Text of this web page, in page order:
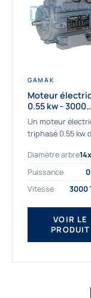
GAMAK
Moteur
0.55 kw - 3000
Tr/min - 230/
IE2
Un moteur
triphasé 0.55 kw
vos applications
plus exigeantes.
triphasé 0.55
kw Gamak...
Diamètre arbre
Puissance
Vitesse
3000
VOIR LE
PRODUIT